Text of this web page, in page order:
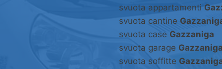
svuota appartamenti
svuota cantine
svuota case Gazzaniga
svuota garage
svuota soffitte